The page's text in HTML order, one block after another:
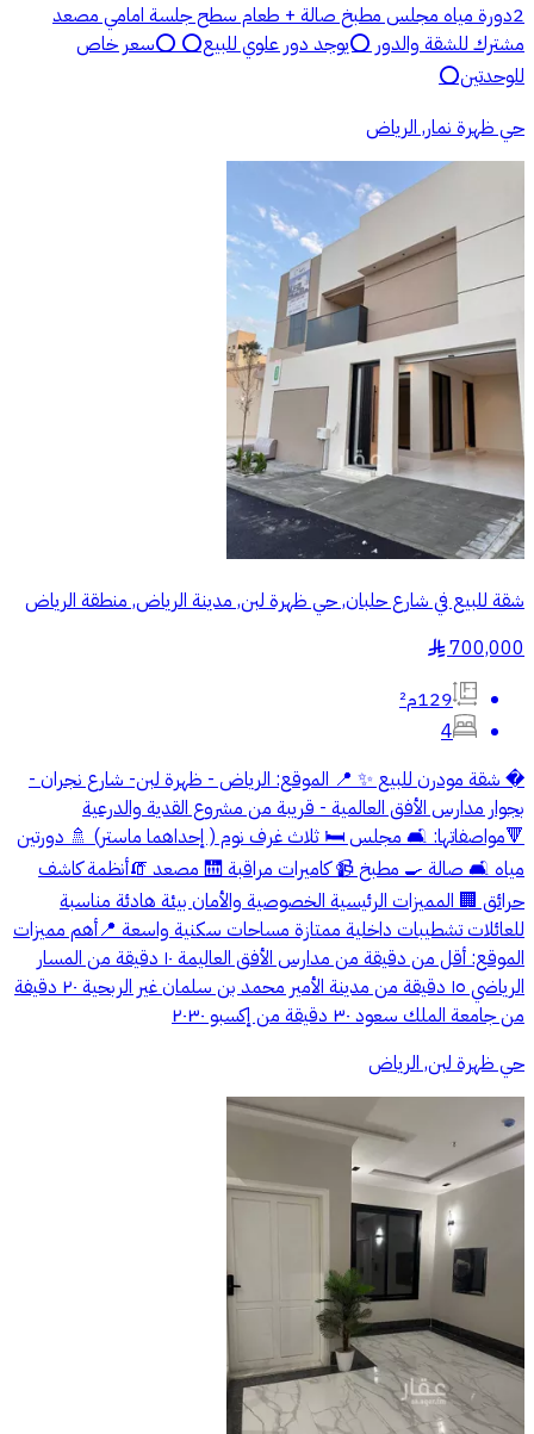
2دورة مياه مجلس مطبخ صالة + طعام سطح جلسة امامي مصعد
مشترك للشقة والدور ⭕️يوجد دور علوي للبيع⭕️ ⭕️سعر خاص
للوحدتين⭕️
حي ظهرة نمار, الرياض
شقة للبيع في شارع حلبان, حي ظهرة لبن, مدينة الرياض, منطقة الرياض
700,000
§
129م²
4
� شقة مودرن للبيع ✨ 📍 الموقع: الرياض - ظهرة لبن- شارع نجران -
بجوار مدارس الأفق العالمية - قريبة من مشروع القدية والدرعية
🔻مواصفاتها: 🛋️ مجلس 🛏️ ثلاث غرف نوم ( إحداهما ماستر) 🚿 دورتين
مياه 🛋️ صالة 🍳 مطبخ 📹 كاميرات مراقبة 🛗 مصعد 🧯أنظمة كاشف
حرائق 🏢‏ المميزات الرئيسية الخصوصية والأمان بيئة هادئة مناسبة
للعائلات تشطيبات داخلية ممتازة مساحات سكنية واسعة 📍أهم مميزات
الموقع: أقل من دقيقة من مدارس الأفق العاليمة ١٠ دقيقة من المسار
الرياضي ١٥ دقيقة من مدينة الأمير محمد بن سلمان غير الربحية ٢٠ دقيفة
من جامعة الملك سعود ٣٠ دقيقة من إكسبو ٢٠٣٠
حي ظهرة لبن, الرياض